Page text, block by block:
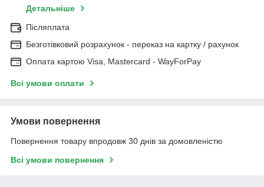
Детальніше
Післяплата
Безготівковий розрахунок - переказ на картку / рахунок
Оплата картою Visa, Mastercard - WayForPay
Всі умови оплати
Умови повернення
Повернення товару впродовж 30 днів за домовленістю
Всі умови повернення